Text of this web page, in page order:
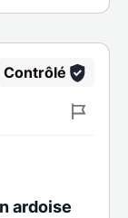
Contrôlé
ardoise